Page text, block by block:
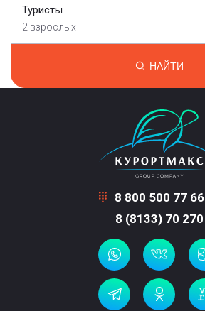
Туристы
2 взрослых
НАЙТИ
8 800 500 77 66
8 (8133) 70 270